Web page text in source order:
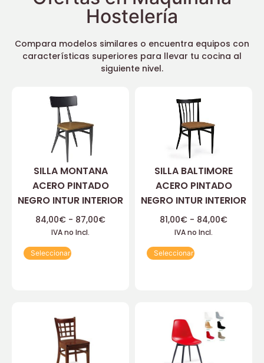
Hostelería
Compara modelos similares o encuentra equipos con
características superiores para llevar tu cocina al
siguiente nivel.
SILLA MONTANA
ACERO PINTADO
NEGRO INTUR INTERIOR
84,00€ - 87,00€
IVA no Incl.
Seleccionar
SILLA BALTIMORE
ACERO PINTADO
NEGRO INTUR INTERIOR
81,00€ - 84,00€
IVA no Incl.
Seleccionar